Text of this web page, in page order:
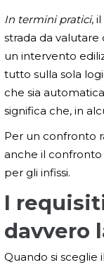
In termini pratici,
strada da valutare
un intervento
tutto sulla sola
che sia
significa che, in
Per un confronto
anche il confronto
per gli infissi.
I
davvero
Quando si sceglie